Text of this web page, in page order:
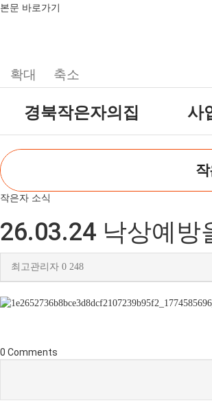
본문 바로가기
확대 축소
경북작은자의집
원장인사말
시설갤러리
찾아오시는길
사
주요
월
이용
공지사항
방명록
작은자 소식
26.03.24 낙상예방
최고관리자 0 248
0 Comments